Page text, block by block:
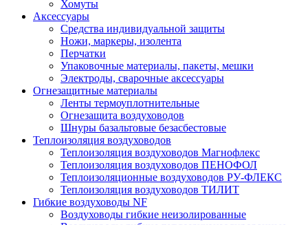
Хомуты
Аксессуары
Средства индивидуальной защиты
Ножи, маркеры, изолента
Перчатки
Упаковочные материалы, пакеты, мешки
Электроды, сварочные аксессуары
Огнезащитные материалы
Ленты термоуплотнительные
Огнезащита воздуховодов
Шнуры базальтовые безасбестовые
Теплоизоляция воздуховодов
Теплоизоляция воздуховодов Магнофлекс
Теплоизоляция воздуховодов ПЕНОФОЛ
Теплоизоляционные воздуховодов РУ-ФЛЕКС
Теплоизоляция воздуховодов ТИЛИТ
Гибкие воздуховоды NF
Воздуховоды гибкие неизолированные